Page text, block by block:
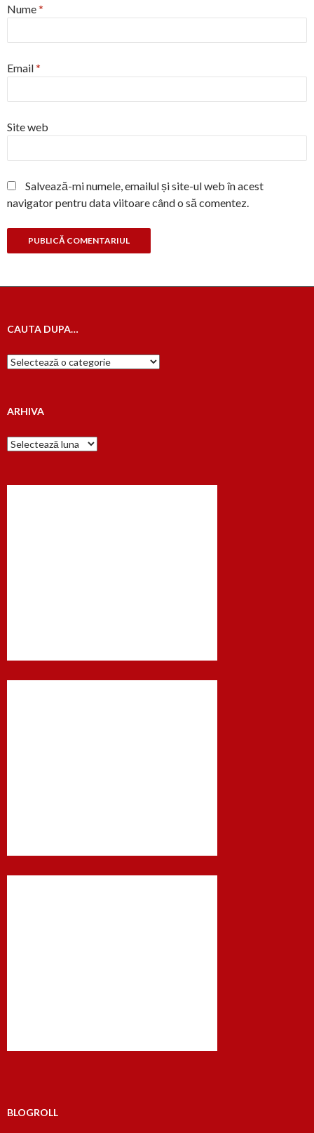
Nume*
Email*
Site web
Salvează-mi numele, emailul și site-ul web în acest
navigator pentru data viitoare când o să comentez.
CAUTA DUPA…
Cauta
dupa…
ARHIVA
Arhiva
BLOGROLL